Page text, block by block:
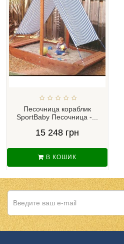
Песочница кораблик
SportBaby Песочница -...
15 248 грн
В КОШИК